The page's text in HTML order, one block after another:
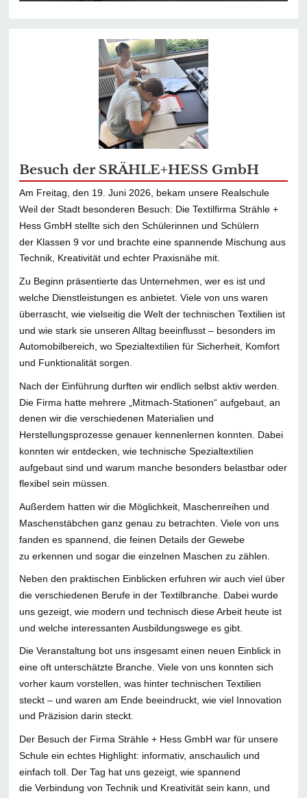
Besuch der SRÄHLE+HESS GmbH
Am Freitag, den 19. Juni 2026, bekam unsere Realschule
Weil der Stadt besonderen Besuch: Die Textilfirma Strähle +
Hess GmbH stellte sich den Schülerinnen und Schülern
der Klassen 9 vor und brachte eine spannende Mischung aus
Technik, Kreativität und echter Praxisnähe mit.
Zu Beginn präsentierte das Unternehmen, wer es ist und
welche Dienstleistungen es anbietet. Viele von uns waren
überrascht, wie vielseitig die Welt der technischen Textilien ist
und wie stark sie unseren Alltag beeinflusst – besonders im
Automobilbereich, wo Spezialtextilien für Sicherheit, Komfort
und Funktionalität sorgen.
Nach der Einführung durften wir endlich selbst aktiv werden.
Die Firma hatte mehrere „Mitmach-Stationen“ aufgebaut, an
denen wir die verschiedenen Materialien und
Herstellungsprozesse genauer kennenlernen konnten. Dabei
konnten wir entdecken, wie technische Spezialtextilien
aufgebaut sind und warum manche besonders belastbar oder
flexibel sein müssen.
Außerdem hatten wir die Möglichkeit, Maschenreihen und
Maschenstäbchen ganz genau zu betrachten. Viele von uns
fanden es spannend, die feinen Details der Gewebe
zu erkennen und sogar die einzelnen Maschen zu zählen.
Neben den praktischen Einblicken erfuhren wir auch viel über
die verschiedenen Berufe in der Textilbranche. Dabei wurde
uns gezeigt, wie modern und technisch diese Arbeit heute ist
und welche interessanten Ausbildungswege es gibt.
Die Veranstaltung bot uns insgesamt einen neuen Einblick in
eine oft unterschätzte Branche. Viele von uns konnten sich
vorher kaum vorstellen, was hinter technischen Textilien
steckt – und waren am Ende beeindruckt, wie viel Innovation
und Präzision darin steckt.
Der Besuch der Firma Strähle + Hess GmbH war für unsere
Schule ein echtes Highlight: informativ, anschaulich und
einfach toll. Der Tag hat uns gezeigt, wie spannend
die Verbindung von Technik und Kreativität sein kann, und